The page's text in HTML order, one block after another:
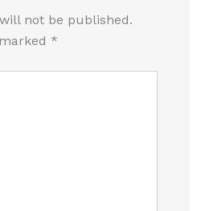
not be published.
*